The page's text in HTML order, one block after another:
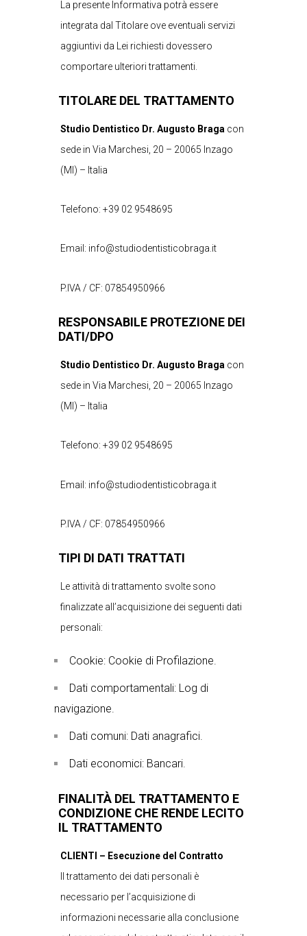
La presente Informativa potrà essere
integrata dal Titolare ove eventuali servizi
aggiuntivi da Lei richiesti dovessero
comportare ulteriori trattamenti.
TITOLARE DEL TRATTAMENTO
Studio Dentistico Dr. Augusto Braga con
sede in Via Marchesi, 20 – 20065 Inzago
(MI) – Italia
Telefono: +39 02 9548695
Email: info@studiodentisticobraga.it
P.IVA / CF: 07854950966
RESPONSABILE PROTEZIONE DEI
DATI/DPO
Studio Dentistico Dr. Augusto Braga con
sede in Via Marchesi, 20 – 20065 Inzago
(MI) – Italia
Telefono: +39 02 9548695
Email: info@studiodentisticobraga.it
P.IVA / CF: 07854950966
TIPI DI DATI TRATTATI
Le attività di trattamento svolte sono
finalizzate all’acquisizione dei seguenti dati
personali:
Cookie: Cookie di Profilazione.
Dati comportamentali: Log di
navigazione.
Dati comuni: Dati anagrafici.
Dati economici: Bancari.
FINALITÀ DEL TRATTAMENTO E
CONDIZIONE CHE RENDE LECITO
IL TRATTAMENTO
CLIENTI – Esecuzione del Contratto
Il trattamento dei dati personali è
necessario per l’acquisizione di
informazioni necessarie alla conclusione